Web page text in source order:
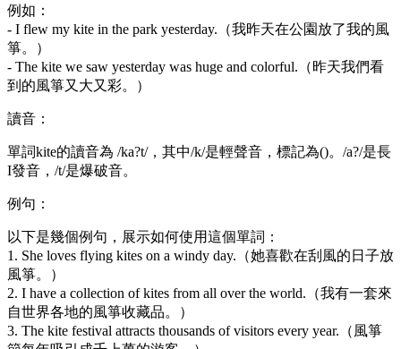
例如：
- I flew my kite in the park yesterday.（我昨天在公園放了我的風
箏。）
- The kite we saw yesterday was huge and colorful.（昨天我們看
到的風箏又大又彩。）
讀音：
單詞kite的讀音為 /ka?t/，其中/k/是輕聲音，標記為()。/a?/是長
I發音，/t/是爆破音。
例句：
以下是幾個例句，展示如何使用這個單詞：
1. She loves flying kites on a windy day.（她喜歡在刮風的日子放
風箏。）
2. I have a collection of kites from all over the world.（我有一套來
自世界各地的風箏收藏品。）
3. The kite festival attracts thousands of visitors every year.（風箏